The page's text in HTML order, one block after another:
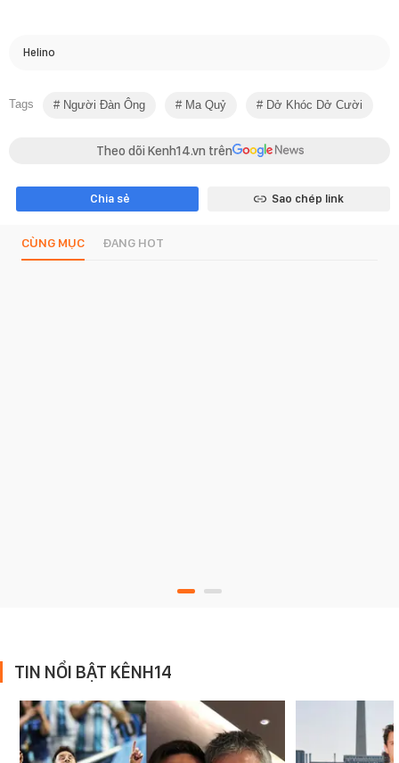
Helino
Tags Người Đàn Ông Ma Quỷ Dở Khóc Dở Cười
Theo dõi Kenh14.vn trên
Chia sẻ Sao chép link
CÙNG MỤC ĐANG HOT
TIN NỔI BẬT KÊNH14